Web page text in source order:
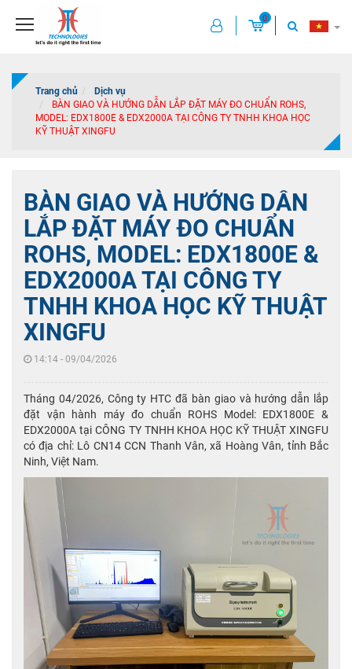
0
Trang chủ
Dịch vụ
BÀN GIAO VÀ HƯỚNG DẪN LẮP ĐẶT MÁY ĐO CHUẨN ROHS,
MODEL: EDX1800E & EDX2000A TẠI CÔNG TY TNHH KHOA HỌC
KỸ THUẬT XINGFU
BÀN GIAO VÀ HƯỚNG DẪN
LẮP ĐẶT MÁY ĐO CHUẨN
ROHS, MODEL: EDX1800E &
EDX2000A TẠI CÔNG TY
TNHH KHOA HỌC KỸ THUẬT
XINGFU
14:14 - 09/04/2026
Tháng 04/2026, Công ty HTC đã bàn giao và hướng dẫn lắp
đặt vận hành máy đo chuẩn ROHS Model: EDX1800E &
EDX2000A tại CÔNG TY TNHH KHOA HỌC KỸ THUẬT XINGFU
có địa chỉ: Lô CN14 CCN Thanh Vân, xã Hoàng Vân, tỉnh Bắc
Ninh, Việt Nam.